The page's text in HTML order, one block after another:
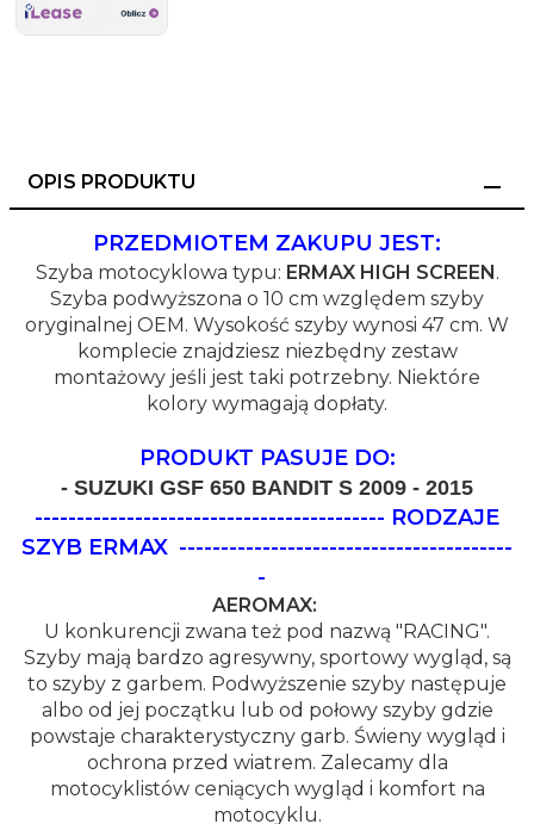
OPIS PRODUKTU
PRZEDMIOTEM ZAKUPU JEST:
Szyba motocyklowa typu: ERMAX HIGH SCREEN .
Szyba podwyższona o 10 cm względem szyby
oryginalnej OEM. Wysokość szyby wynosi 47 cm. W
komplecie znajdziesz niezbędny zestaw
montażowy jeśli jest taki potrzebny. Niektóre
kolory wymagają dopłaty.
PRODUKT PASUJE DO:
- SUZUKI GSF 650 BANDIT S 2009 - 2015
------------------------------------------ RODZAJE
SZYB ERMAX ----------------------------------------
-
AEROMAX:
U konkurencji zwana też pod nazwą "RACING".
Szyby mają bardzo agresywny, sportowy wygląd, są
to szyby z garbem. Podwyższenie szyby następuje
albo od jej początku lub od połowy szyby gdzie
powstaje charakterystyczny garb. Świeny wygląd i
ochrona przed wiatrem. Zalecamy dla
motocyklistów ceniących wygląd i komfort na
motocyklu.